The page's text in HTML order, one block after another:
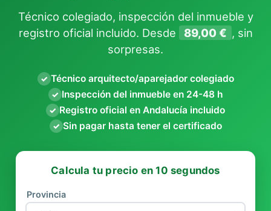
Técnico colegiado, inspección del inmueble y
registro oficial incluido. Desde
89,00 € , sin
sorpresas.
✓ Técnico arquitecto/aparejador colegiado
✓ Inspección del inmueble en 24-48 h
✓ Registro oficial en Andalucía incluido
✓ Sin pagar hasta tener el certificado
Calcula tu precio en 10 segundos
Provincia